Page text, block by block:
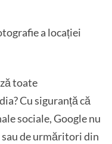
a locației
toate
Cu siguranță că
sociale, Google nu
de urmăritori din